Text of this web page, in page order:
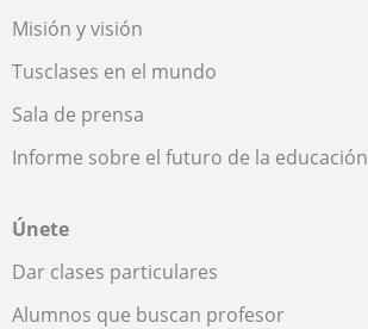
Misión y visión
Tusclases en el mundo
Sala de prensa
Informe sobre el futuro de la educación
Únete
Dar clases particulares
Alumnos que buscan profesor